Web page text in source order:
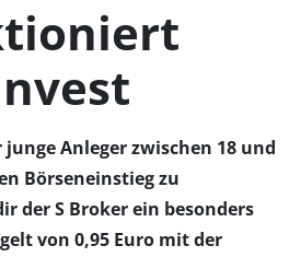
Anleger zwischen 18 und
Börseneinstieg zu
der S Broker ein besonders
von 0,95 Euro mit der